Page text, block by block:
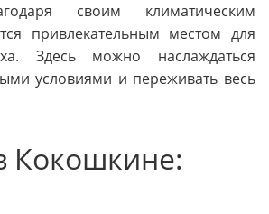
своим климатическим
привлекательным местом для
Здесь можно наслаждаться
условиями и переживать весь
Кокошкине: